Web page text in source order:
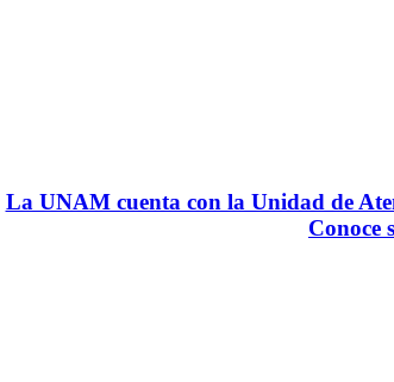
La UNAM cuenta con la Unidad de
Conoce